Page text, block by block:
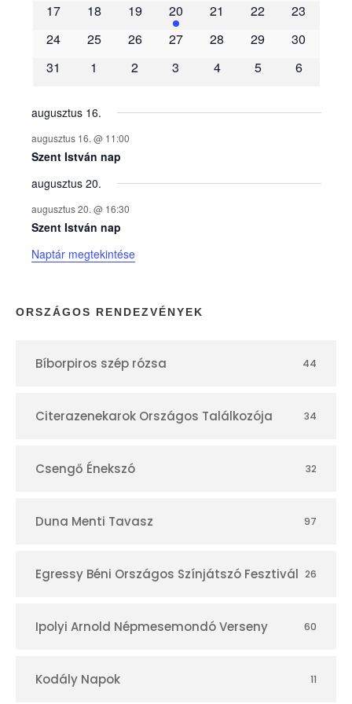
m
é
n
y
e
k
n
a
p
r
17
18 19 20 21 22
23
24
25 26 27 28 29
30
31
1 2 3 4 5 6
augusztus 16.
augusztus 16. @ 11:00
Szent István nap
augusztus 20.
augusztus 20. @ 16:30
Szent István nap
Naptár megtekintése
ORSZÁGOS RENDEZVÉNYEK
Bíborpiros szép rózsa 44
Citerazenekarok Országos Találkozója 34
Csengő Énekszó 32
Duna Menti Tavasz 97
Egressy Béni Országos Színjátszó Fesztivál 26
Ipolyi Arnold Népmesemondó Verseny 60
Kodály Napok 11